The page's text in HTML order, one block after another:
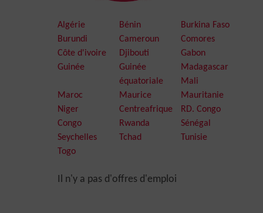
Algérie Bénin
Burkina Faso
Burundi
Cameroun
Comores
Côte d'ivoire
Djibouti
Gabon
Guinée
Guinée
équatoriale
Madagascar
Mali
Maroc
Maurice
Mauritanie
Niger
Centreafrique
RD. Congo
Congo
Rwanda
Sénégal
Seychelles
Tchad
Tunisie
Togo
Il n'y a pas d'offres d'emploi